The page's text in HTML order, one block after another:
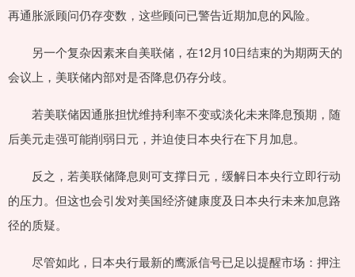
再通胀派顾问仍存变数，这些顾问已警告近期加息的风险。
另一个复杂因素来自美联储，在12月10日结束的为期两天的
会议上，美联储内部对是否降息仍存分歧。
若美联储因通胀担忧维持利率不变或淡化未来降息预期，随
后美元走强可能削弱日元，并迫使日本央行在下月加息。
反之，若美联储降息则可支撑日元，缓解日本央行立即行动
的压力。但这也会引发对美国经济健康度及日本央行未来加息路
径的质疑。
尽管如此，日本央行最新的鹰派信号已足以提醒市场：押注